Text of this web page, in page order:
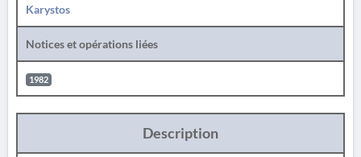
Karystos
Notices et opérations liées
1982
Description